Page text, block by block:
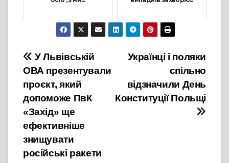
18 Серпня, 2021 13 Червня, 2021
Навігація
записів
Українці і поляки
спільно
відзначили День
Конституції Польщі
У Львівській
ОВА презентували
проєкт, який
допоможе ПвК
«Захід» ще
ефективніше
знищувати
російські ракети